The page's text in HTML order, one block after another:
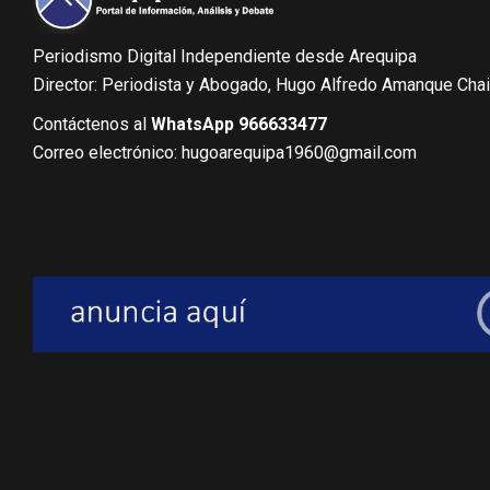
Periodismo Digital Independiente desde Arequipa
Director: Periodista y Abogado, Hugo Alfredo Amanque
Contáctenos al WhatsApp 966633477
Correo electrónico: hugoarequipa1960@gmail.com